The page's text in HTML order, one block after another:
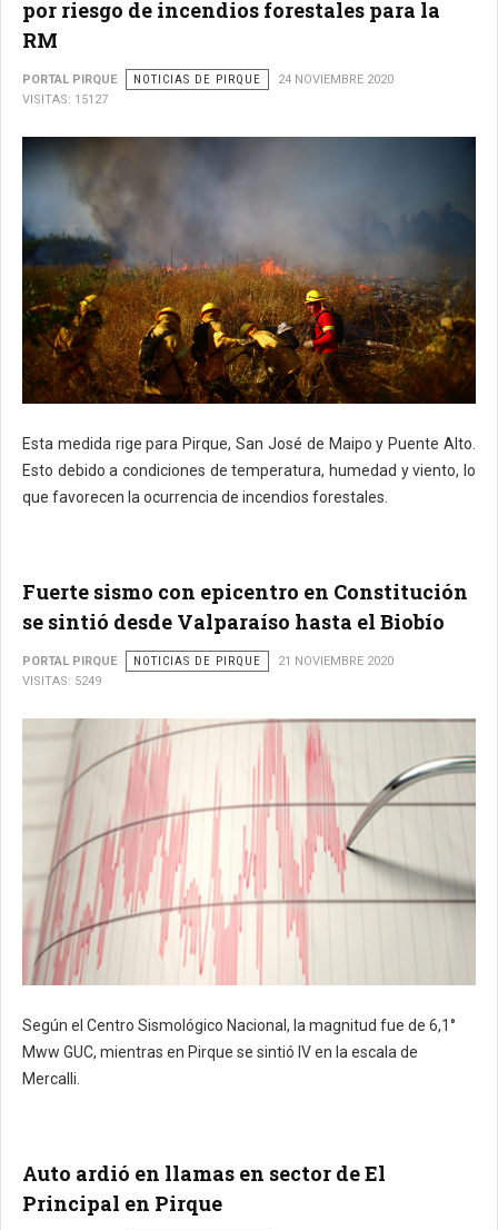
por riesgo de incendios forestales para la
RM
PORTAL PIRQUE NOTICIAS DE PIRQUE
24 NOVIEMBRE 2020
VISITAS: 15127
Esta medida rige para Pirque, San José de Maipo y Puente Alto.
Esto debido a condiciones de temperatura, humedad y viento, lo
que favorecen la ocurrencia de incendios forestales.
Fuerte sismo con epicentro en Constitución
se sintió desde Valparaíso hasta el Biobío
PORTAL PIRQUE NOTICIAS DE PIRQUE
21 NOVIEMBRE 2020
VISITAS: 5249
Según el Centro Sismológico Nacional, la magnitud fue de 6,1°
Mww GUC, mientras en Pirque se sintió IV en la escala de
Mercalli.
Auto ardió en llamas en sector de El
Principal en Pirque